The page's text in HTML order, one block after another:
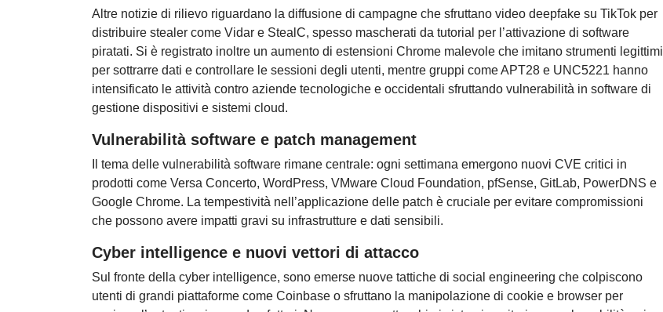
Altre notizie di rilievo riguardano la diffusione di campagne che sfruttano video deepfake su TikTok per
distribuire stealer come Vidar e StealC, spesso mascherati da tutorial per l’attivazione di software
piratati. Si è registrato inoltre un aumento di estensioni Chrome malevole che imitano strumenti legittimi
per sottrarre dati e controllare le sessioni degli utenti, mentre gruppi come APT28 e UNC5221 hanno
intensificato le attività contro aziende tecnologiche e occidentali sfruttando vulnerabilità in software di
gestione dispositivi e sistemi cloud.
Vulnerabilità software e patch management
Il tema delle vulnerabilità software rimane centrale: ogni settimana emergono nuovi CVE critici in
prodotti come Versa Concerto, WordPress, VMware Cloud Foundation, pfSense, GitLab, PowerDNS e
Google Chrome. La tempestività nell’applicazione delle patch è cruciale per evitare compromissioni
che possono avere impatti gravi su infrastrutture e dati sensibili.
Cyber intelligence e nuovi vettori di attacco
Sul fronte della cyber intelligence, sono emerse nuove tattiche di social engineering che colpiscono
utenti di grandi piattaforme come Coinbase o sfruttano la manipolazione di cookie e browser per